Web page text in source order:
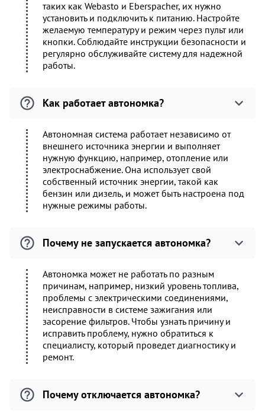
таких как Webasto и Eberspacher, их нужно
установить и подключить к питанию. Настройте
желаемую температуру и режим через пульт или
кнопки. Соблюдайте инструкции безопасности и
регулярно обслуживайте систему для надежной
работы.
Как работает автономка?
Автономная система работает независимо от
внешнего источника энергии и выполняет
нужную функцию, например, отопление или
электроснабжение. Она использует свой
собственный источник энергии, такой как
бензин или дизель, и может быть настроена под
нужные режимы работы.
Почему не запускается автономка?
Автономка может не работать по разным
причинам, например, низкий уровень топлива,
проблемы с электрическими соединениями,
неисправности в системе зажигания или
засорение фильтров. Чтобы узнать причину и
исправить проблему, нужно обратиться к
специалисту, который проведет диагностику и
ремонт.
Почему отключается автономка?